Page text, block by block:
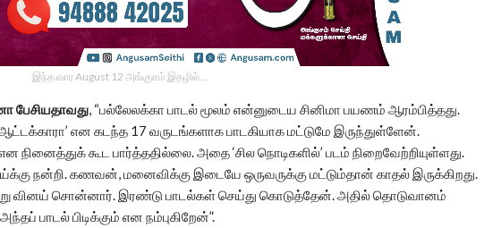
இந்த வார August 12 அங்குசம் இதழில்…
பேசியதாவது, “பல்லேலக்கா பாடல் மூலம் என்னுடைய சினிமா பயணம் ஆரம்பித்தது.
‘ஆட்டக்காரா’ என கடந்த 17 வருடங்களாக பாடகியாக மட்டுமே இருந்துள்ளேன்.
கூட பார்த்ததில்லை. அதை ‘சில நொடிகளில்’ படம் நிறைவேற்றியுள்ளது.
நன்றி. கணவன், மனைவிக்கு இடையே ஒருவருக்கு மட்டும்தான் காதல் இருக்கிறது.
வினய் சொன்னார். இரண்டு பாடல்கள் செய்து கொடுத்தேன். அதில் தொடுவானம்
பாடல் பிடிக்கும் என நம்புகிறேன்”.